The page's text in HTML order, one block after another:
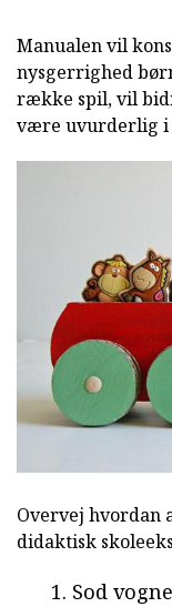
Manualen vil
nysgerrighed
række spil, vil
være uvurderlig i
Overvej hvordan
didaktisk
Sod